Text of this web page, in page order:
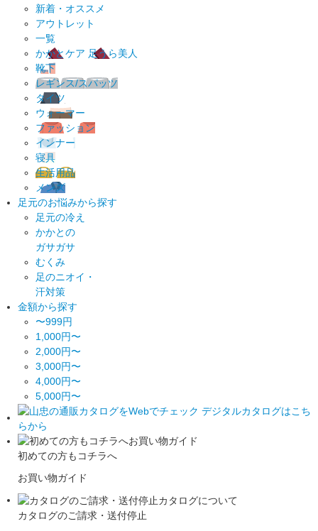
新着・オススメ
アウトレット
一覧
かかとケア 足うら美人
靴下
レギンス/スパッツ
タイツ
ウォーマー
ファッション
インナー
寝具
生活用品
メンズ
足元のお悩みから探す
足元の冷え
かかとの
ガサガサ
むくみ
足のニオイ・
汗対策
金額から探す
〜999円
1,000円〜
2,000円〜
3,000円〜
4,000円〜
5,000円〜
初めての方もコチラへ
お買い物ガイド
カタログのご請求・送付停止